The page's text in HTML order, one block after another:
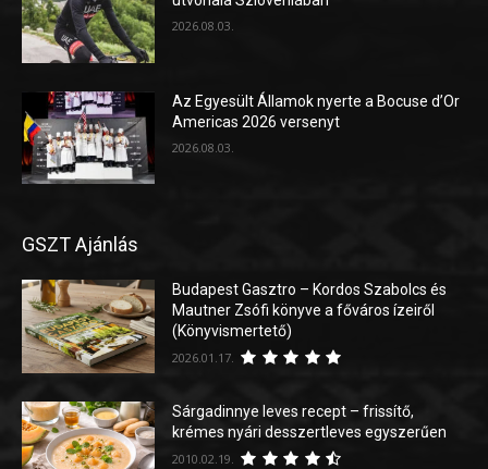
2026.08.03.
Az Egyesült Államok nyerte a Bocuse d’Or
Americas 2026 versenyt
2026.08.03.
GSZT Ajánlás
Budapest Gasztro – Kordos Szabolcs és
Mautner Zsófi könyve a főváros ízeiről
(Könyvismertető)
2026.01.17.
Sárgadinnye leves recept – frissítő,
krémes nyári desszertleves egyszerűen
2010.02.19.